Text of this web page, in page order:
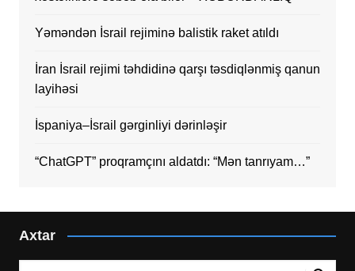
Yəməndən İsrail rejiminə balistik raket atıldı
İran İsrail rejimi təhdidinə qarşı təsdiqlənmiş qanun
layihəsi
İspaniya–İsrail gərginliyi dərinləşir
“ChatGPT” proqramçını aldatdı: “Mən tanrıyam…”
Axtar